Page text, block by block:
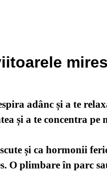
adânc și a te
și a te concentra pe
și ca hormonii
O plimbare în parc